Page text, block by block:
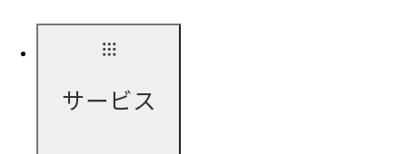
サービス